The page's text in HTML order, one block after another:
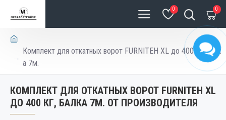
0 0
Комплект для откатных ворот FURNITEH XL до 400 кг, балк
а 7м.
КОМПЛЕКТ ДЛЯ ОТКАТНЫХ ВОРОТ FURNITEH XL
ДО 400 КГ, БАЛКА 7М. ОТ ПРОИЗВОДИТЕЛЯ